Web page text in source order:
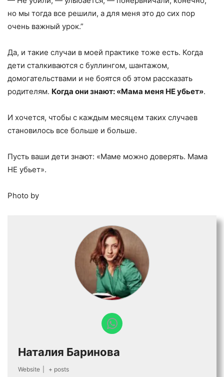
но мы тогда все решили, а для меня это до сих пор
очень важный урок.”
Да, и такие случаи в моей практике тоже есть. Когда
дети сталкиваются с буллингом, шантажом,
домогательствами и не боятся об этом рассказать
родителям. Когда они знают: «Мама меня НЕ убьет».
И хочется, чтобы с каждым месяцем таких случаев
становилось все больше и больше.
Пусть ваши дети знают: «Маме можно доверять. Мама
НЕ убьет».
Photo by
Наталия Баринова
Website + posts